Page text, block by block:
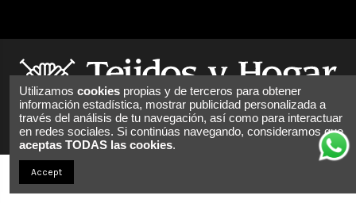
Utilizamos cookies propias y de terceros para obtener
información estadística, mostrar publicidad personalizada a
través del análisis de tu navegación, así como para interactuar
en redes sociales. Si continúas navegando, consideramos que
aceptas TODAS las cookies.
Accept